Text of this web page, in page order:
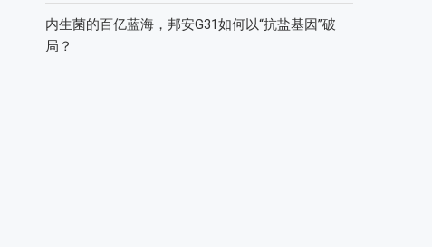
内生菌的百亿蓝海，邦安G31如何以“抗盐基因”破
局？